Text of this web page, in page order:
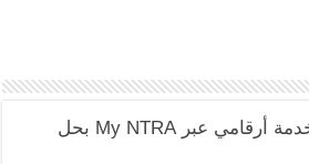
عودة خدمة أرقامي عبر My NTRA بحل